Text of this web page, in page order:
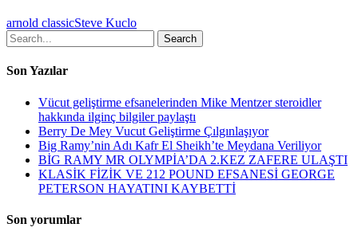
arnold classicSteve Kuclo
Search
Son Yazılar
Vücut geliştirme efsanelerinden Mike Mentzer steroidler
hakkında ilginç bilgiler paylaştı
Berry De Mey Vucut Geliştirme Çılgınlaşıyor
Big Ramy’nin Adı Kafr El Sheikh’te Meydana Veriliyor
BİG RAMY MR OLYMPİA’DA 2.KEZ ZAFERE ULAŞTI
KLASİK FİZİK VE 212 POUND EFSANESİ GEORGE
PETERSON HAYATINI KAYBETTİ
Son yorumlar